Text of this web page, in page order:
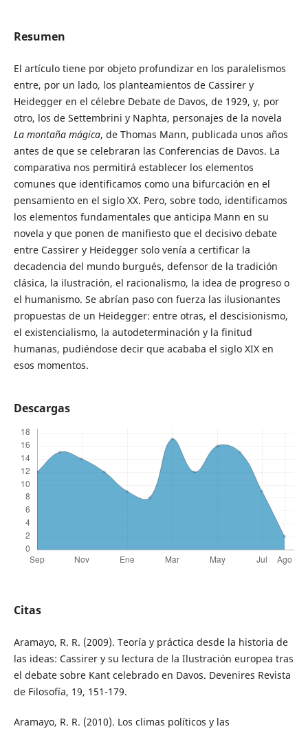
Resumen
El artículo tiene por objeto profundizar en los paralelismos
entre, por un lado, los planteamientos de Cassirer y
Heidegger en el célebre Debate de Davos, de 1929, y, por
otro, los de Settembrini y Naphta, personajes de la novela
La montaña mágica, de Thomas Mann, publicada unos años
antes de que se celebraran las Conferencias de Davos. La
comparativa nos permitirá establecer los elementos
comunes que identificamos como una bifurcación en el
pensamiento en el siglo XX. Pero, sobre todo, identificamos
los elementos fundamentales que anticipa Mann en su
novela y que ponen de manifiesto que el decisivo debate
entre Cassirer y Heidegger solo venía a certificar la
decadencia del mundo burgués, defensor de la tradición
clásica, la ilustración, el racionalismo, la idea de progreso o
el humanismo. Se abrían paso con fuerza las ilusionantes
propuestas de un Heidegger: entre otras, el descisionismo,
el existencialismo, la autodeterminación y la finitud
humanas, pudiéndose decir que acababa el siglo XIX en
esos momentos.
Descargas
Citas
Aramayo, R. R. (2009). Teoría y práctica desde la historia de
las ideas: Cassirer y su lectura de la Ilustración europea tras
el debate sobre Kant celebrado en Davos. Devenires Revista
de Filosofía, 19, 151-179.
Aramayo, R. R. (2010). Los climas políticos y las